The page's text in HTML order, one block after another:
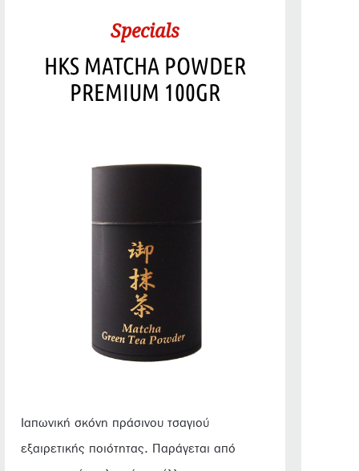
Specials
HKS MATCHA POWDER
PREMIUM 100GR
Ιαπωνική σκόνη πράσινου τσαγιού
εξαιρετικής ποιότητας. Παράγεται από